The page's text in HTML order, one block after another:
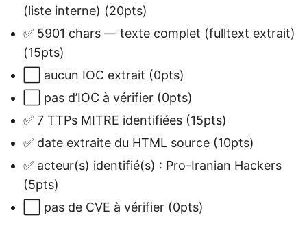
(liste interne) (20pts)
✅ 5901 chars — texte complet (fulltext extrait)
(15pts)
⬜ aucun IOC extrait (0pts)
⬜ pas d’IOC à vérifier (0pts)
✅ 7 TTPs MITRE identifiées (15pts)
✅ date extraite du HTML source (10pts)
✅ acteur(s) identifié(s) : Pro-Iranian Hackers
(5pts)
⬜ pas de CVE à vérifier (0pts)